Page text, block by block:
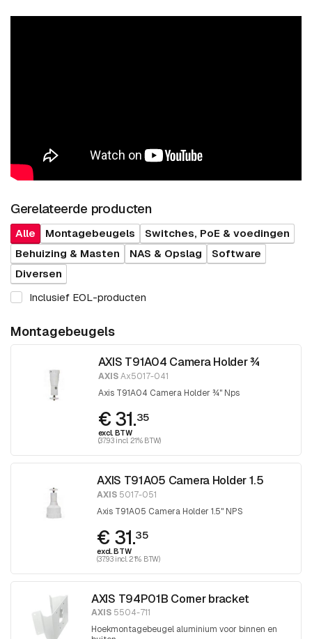
Gerelateerde producten
Alle Montagebeugels
Switches, PoE & voedingen
Behuizing & Masten
NAS & Opslag
Software
Diversen
Inclusief EOL-producten
Montagebeugels
AXIS T91A04 Camera Holder ¾
AXISAx5017-041
Axis T91A04 Camera Holder ¾" Nps
€ 31.35
excl. BTW
(37.93 incl. 21% BTW)
AXIS T91A05 Camera Holder 1.5
AXIS 5017-051
Axis T91A05 Camera Holder 1.5" NPS
€ 31.35
excl. BTW
(37.93 incl. 21% BTW)
AXIS T94P01B Corner bracket
AXIS 5504-711
Hoekmontagebeugel aluminium voor binnen en